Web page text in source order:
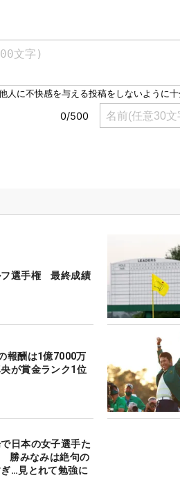
フ選手権 最終成績
報酬は1億7000万
が賞金ランク1位
日本の女子選手た
勝みなみは絶句の
…見とれて勉強に